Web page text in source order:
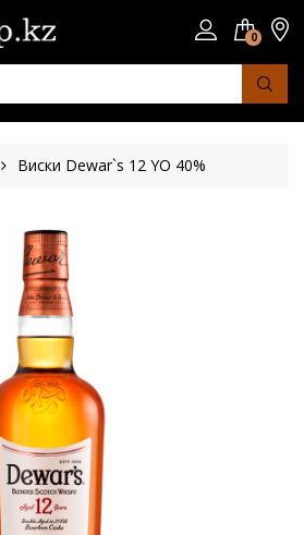
0
Виски Dewar`s 12 YO 40%